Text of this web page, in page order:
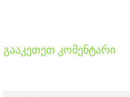
გააკეთეთ კომენტარი